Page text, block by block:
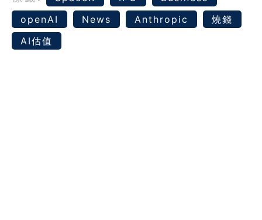
openAI
News Anthropic
燒錢
AI估值